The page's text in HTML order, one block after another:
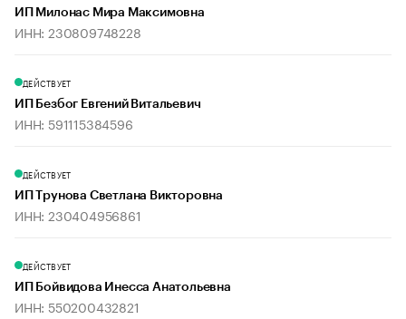
ИП Милонас Мира Максимовна
ИНН: 230809748228
ДЕЙСТВУЕТ
ИП Безбог Евгений Витальевич
ИНН: 591115384596
ДЕЙСТВУЕТ
ИП Трунова Светлана Викторовна
ИНН: 230404956861
ДЕЙСТВУЕТ
ИП Бойвидова Инесса Анатольевна
ИНН: 550200432821